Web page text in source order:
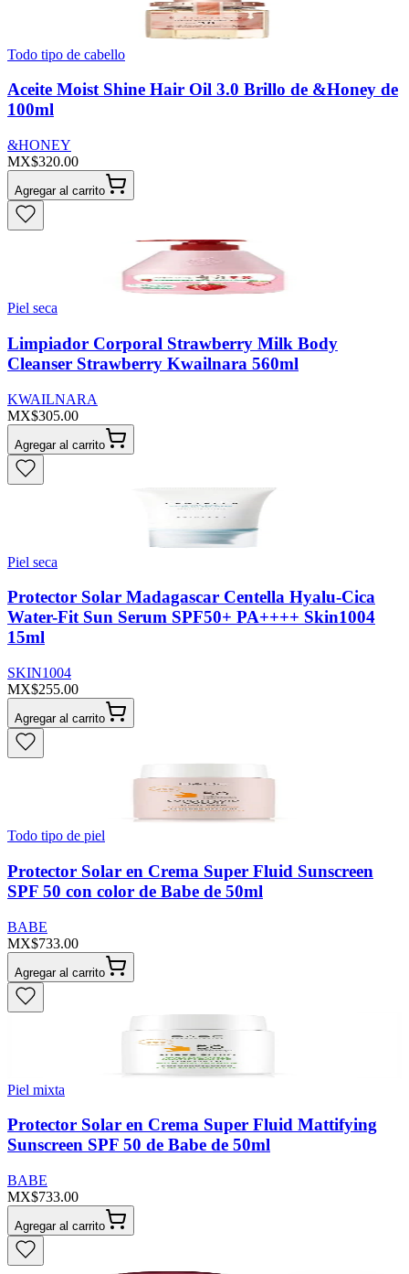
Todo tipo de cabello
Aceite Moist Shine Hair Oil 3.0 Brillo de &Honey de
100ml
&HONEY
MX$320.00
Agregar al carrito
Piel seca
Limpiador Corporal Strawberry Milk Body
Cleanser Strawberry Kwailnara 560ml
KWAILNARA
MX$305.00
Agregar al carrito
Piel seca
Protector Solar Madagascar Centella Hyalu-Cica
Water-Fit Sun Serum SPF50+ PA++++ Skin1004
15ml
SKIN1004
MX$255.00
Agregar al carrito
Todo tipo de piel
Protector Solar en Crema Super Fluid Sunscreen
SPF 50 con color de Babe de 50ml
BABE
MX$733.00
Agregar al carrito
Piel mixta
Protector Solar en Crema Super Fluid Mattifying
Sunscreen SPF 50 de Babe de 50ml
BABE
MX$733.00
Agregar al carrito